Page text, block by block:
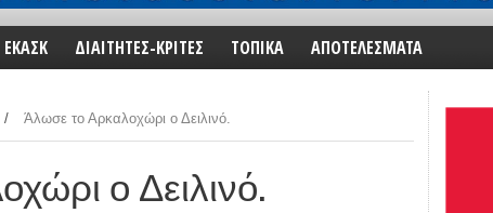
ΕΚΑΣΚ ΔΙΑΙΤΗΤΕΣ-ΚΡΙΤΕΣ ΤΟΠΙΚΑ ΑΠΟΤΕΛΕΣΜΑΤΑ
/ Άλωσε το Αρκαλοχώρι ο Δειλινό.
ο Δειλινό.